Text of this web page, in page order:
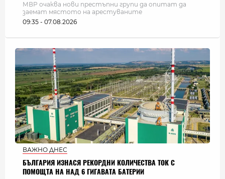
МВР очаква нови престъпни групи да опитат да
заемат мястото на арестуваните
09:35 - 07.08.2026
ВАЖНО ДНЕС
БЪЛГАРИЯ ИЗНАСЯ РЕКОРДНИ КОЛИЧЕСТВА ТОК С
ПОМОЩТА НА НАД 6 ГИГАВАТА БАТЕРИИ